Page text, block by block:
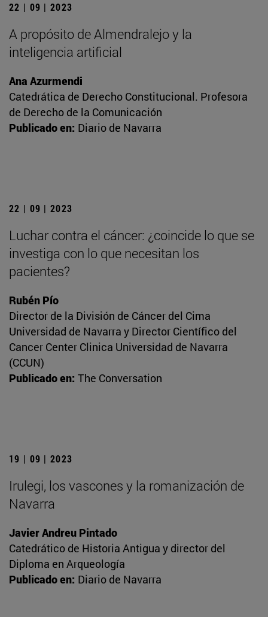
22 | 09 | 2023
A propósito de Almendralejo y la
inteligencia artificial
Ana Azurmendi
Catedrática de Derecho Constitucional. Profesora
de Derecho de la Comunicación
Publicado en: Diario de Navarra
22 | 09 | 2023
Luchar contra el cáncer: ¿coincide lo que se
investiga con lo que necesitan los
pacientes?
Rubén Pío
Director de la División de Cáncer del Cima
Universidad de Navarra y Director Científico del
Cancer Center Clinica Universidad de Navarra
(CCUN)
Publicado en: The Conversation
19 | 09 | 2023
Irulegi, los vascones y la romanización de
Navarra
Javier Andreu Pintado
Catedrático de Historia Antigua y director del
Diploma en Arqueología
Publicado en: Diario de Navarra